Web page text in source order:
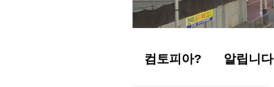
컴토피아? 알립니다